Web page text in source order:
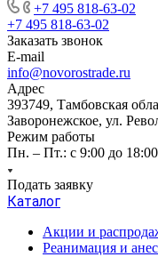
+7 495 818-63-02
+7 495 818-63-02
Заказать звонок
E-mail
info@novorostrade.ru
Адрес
393749, Тамбовская
Заворонежское, ул.
Режим работы
Пн. – Пт.: с 9:00 до 18:00
Подать заявку
Каталог
Акции и
Реанимация и